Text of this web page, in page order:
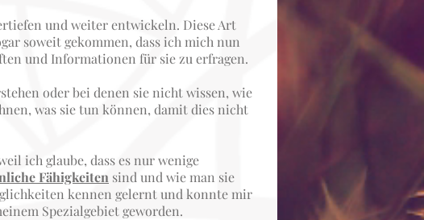
und weiter entwickeln. Diese Art
soweit gekommen, dass ich mich nun
und Informationen für sie zu erfragen.
oder bei denen sie nicht wissen, wie
was sie tun können, damit dies nicht
ich glaube, dass es nur wenige
Fähigkeiten sind und wie man sie
kennen gelernt und konnte mir
Spezialgebiet geworden.